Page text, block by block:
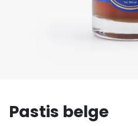
Pastis belge